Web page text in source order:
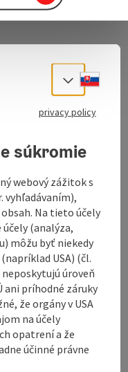
a very quiet
close to our
restaurant with
cosy comfort
shower or bath,
have a
Select
privacy policy
súkromie
webový zážitok s
vyhľadávaním),
Na tieto účely
(analýza,
môžu byť niekedy
USA) (čl.
neposkytujú úroveň
ani príhodné záruky
že orgány v USA
na účely
opatrení a že
účinné právne